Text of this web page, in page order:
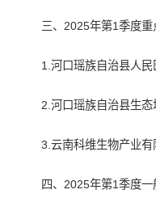
三、2025年第1季度
1.河口瑶族自治县人民
2.河口瑶族自治县生态
3.云南科维生物产业有
四、2025年第1季度